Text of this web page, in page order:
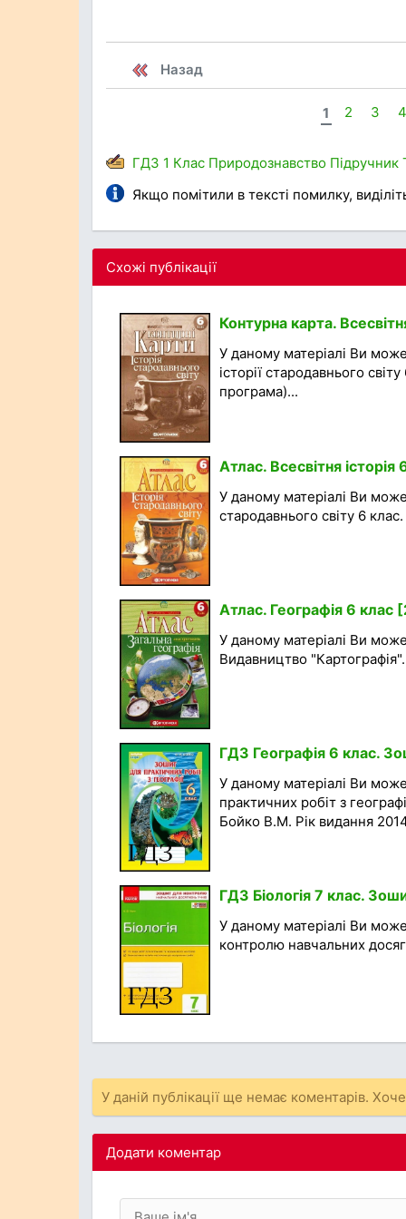
Назад
1 2 3
ГДЗ 1 Клас Природознавство Підручник
Якщо помітили в тексті помилку,
Схожі публікації
Контурна карта.
У даному матеріалі Ви
історії стародавнього
програма)...
Атлас. Всесвітня
У даному матеріалі Ви
стародавнього світу 6
Атлас. Географія 6 клас
У даному матеріалі Ви
Видавництво
ГДЗ Географія 6 клас.
У даному матеріалі Ви
практичних робіт з
Бойко В.М. Рік видання
ГДЗ Біологія 7 клас.
У даному матеріалі Ви
контролю навчальних
У даній публікації ще немає коментарів.
Додати коментар